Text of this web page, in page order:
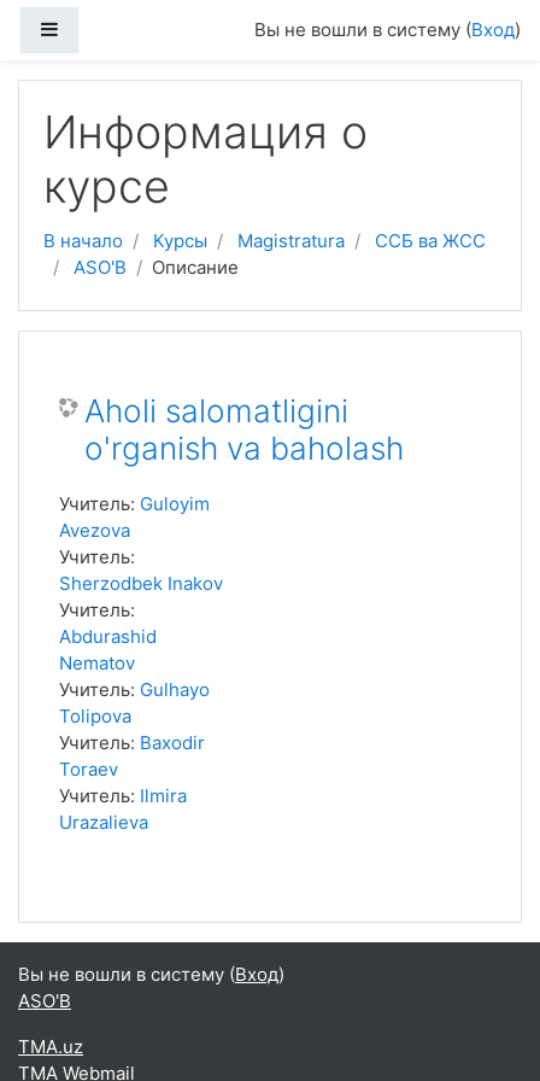
Вы не вошли в систему (Вход)
Информация о
курсе
В начало Курсы Magistratura
ССБ ва ЖСС
ASO'B
Описание
Aholi salomatligini
o'rganish va baholash
Учитель: Guloyim
Avezova
Учитель:
Sherzodbek Inakov
Учитель:
Abdurashid
Nematov
Учитель: Gulhayo
Tolipova
Учитель: Baxodir
Toraev
Учитель: Ilmira
Urazalieva
Вы не вошли в систему (Вход)
ASO'B
TMA.uz
TMA Webmail